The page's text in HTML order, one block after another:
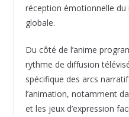
réception émotionnelle
globale.
Du côté de l’anime
rythme de diffusion
spécifique des arcs
l’animation, notamment
et les jeux d’expression